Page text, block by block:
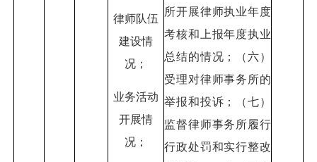
律师队伍
建设情
况；
业务活动
开展情
况；
所开展律师执业年度
考核和上报年度执业
总结的情况；（六）
受理对律师事务所的
举报和投诉；（七）
监督律师事务所履行
行政处罚和实行整改